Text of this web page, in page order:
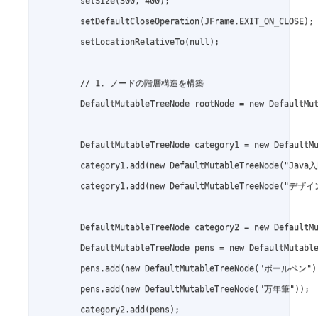
        setDefaultCloseOperation(JFrame.EXIT_ON_CLOSE);
        setLocationRelativeTo(null);
        // 1. ノードの階層構造を構築
DefaultMutableTreeNode rootNode = new
DefaultMutableTreeNode category1 = new
category1.add(new DefaultMutableTreeNode("Java
category1.add(new DefaultMutableTreeNode("デザイ
DefaultMutableTreeNode category2 = new
DefaultMutableTreeNode pens = new
pens.add(new DefaultMutableTreeNode("ボールペン
        pens.add(new DefaultMutableTreeNode("万年筆"));
        category2.add(pens);